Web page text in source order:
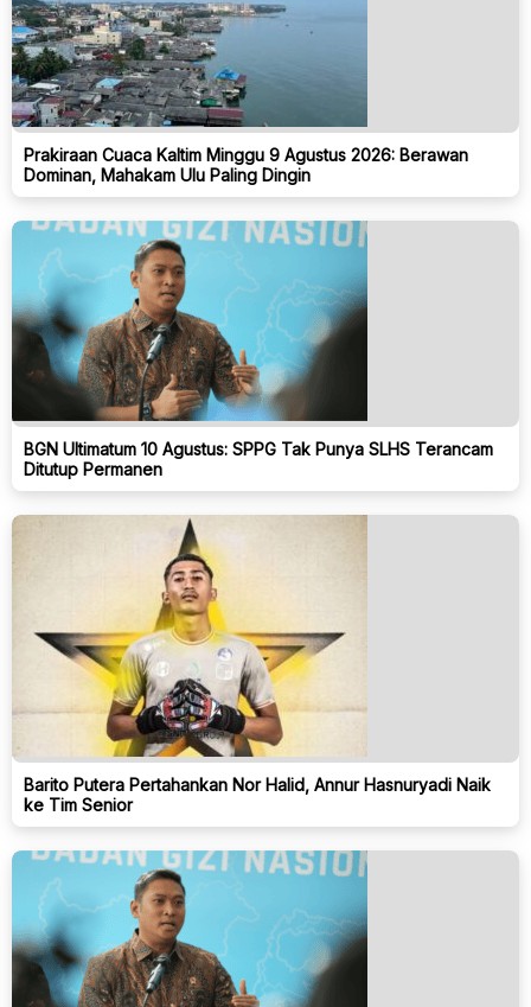
Prakiraan Cuaca Kaltim Minggu 9 Agustus 2026: Berawan
Dominan, Mahakam Ulu Paling Dingin
BGN Ultimatum 10 Agustus: SPPG Tak Punya SLHS Terancam
Ditutup Permanen
Barito Putera Pertahankan Nor Halid, Annur Hasnuryadi Naik
ke Tim Senior